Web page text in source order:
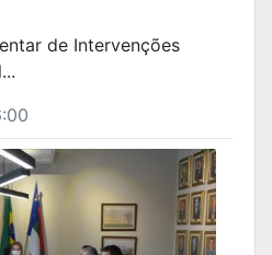
de Intervenções